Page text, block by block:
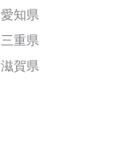
愛知県
三重県
滋賀県